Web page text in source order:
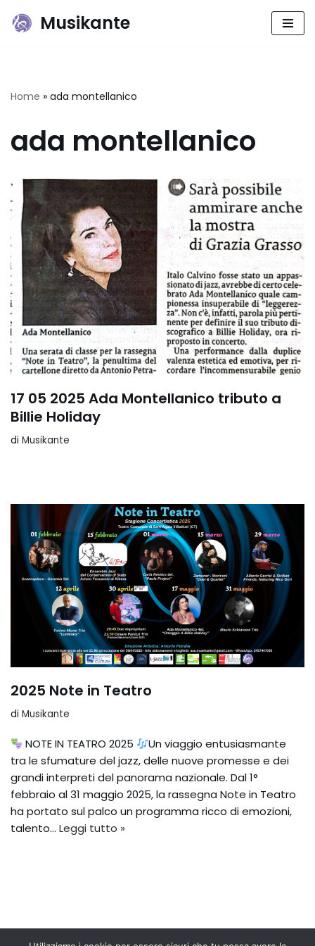
Musikante
Home » ada montellanico
ada montellanico
17 05 2025 Ada Montellanico tributo a
Billie Holiday
di Musikante
2025 Note in Teatro
di Musikante
NOTE IN TEATRO 2025
Un viaggio entusiasmante
tra le sfumature del jazz, delle nuove promesse e dei
grandi interpreti del panorama nazionale. Dal 1°
febbraio al 31 maggio 2025, la rassegna Note in Teatro
ha portato sul palco un programma ricco di emozioni,
talento… Leggi tutto »